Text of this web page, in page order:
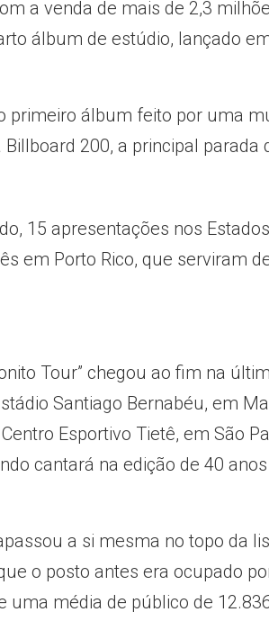
a venda de mais de 2,3
álbum de estúdio, lançado
primeiro álbum feito por uma
200, a principal parada
15 apresentações nos
em Porto Rico, que serviram
Tour” chegou ao fim na
Santiago Bernabéu, em
Esportivo Tietê, em São
cantará na edição de 40 anos
a si mesma no topo da
o posto antes era ocupado
uma média de público de